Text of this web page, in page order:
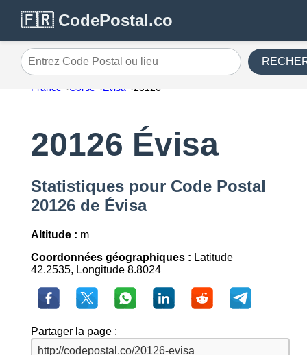
🇫🇷 CodePostal.co
Entrez Code Postal ou lieu
France Corse Évisa 20126
20126 Évisa
Statistiques pour Code Postal
20126 de Évisa
Altitude : m
Coordonnées géographiques : Latitude
42.2535, Longitude 8.8024
Partager la page :